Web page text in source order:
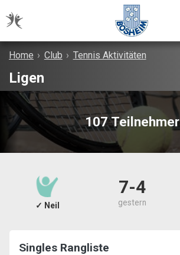
Home › Club › Tennis Aktivitäten
Ligen
107 Teilnehmer
✓ Neil
7-4
gestern
Singles Rangliste